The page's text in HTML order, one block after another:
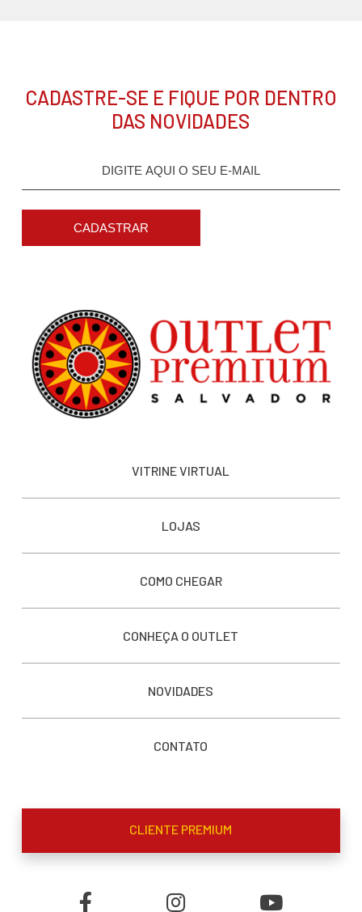
CADASTRE-SE E FIQUE POR DENTRO
DAS NOVIDADES
CADASTRAR
VITRINE VIRTUAL
LOJAS
COMO CHEGAR
CONHEÇA O OUTLET
NOVIDADES
CONTATO
CLIENTE PREMIUM